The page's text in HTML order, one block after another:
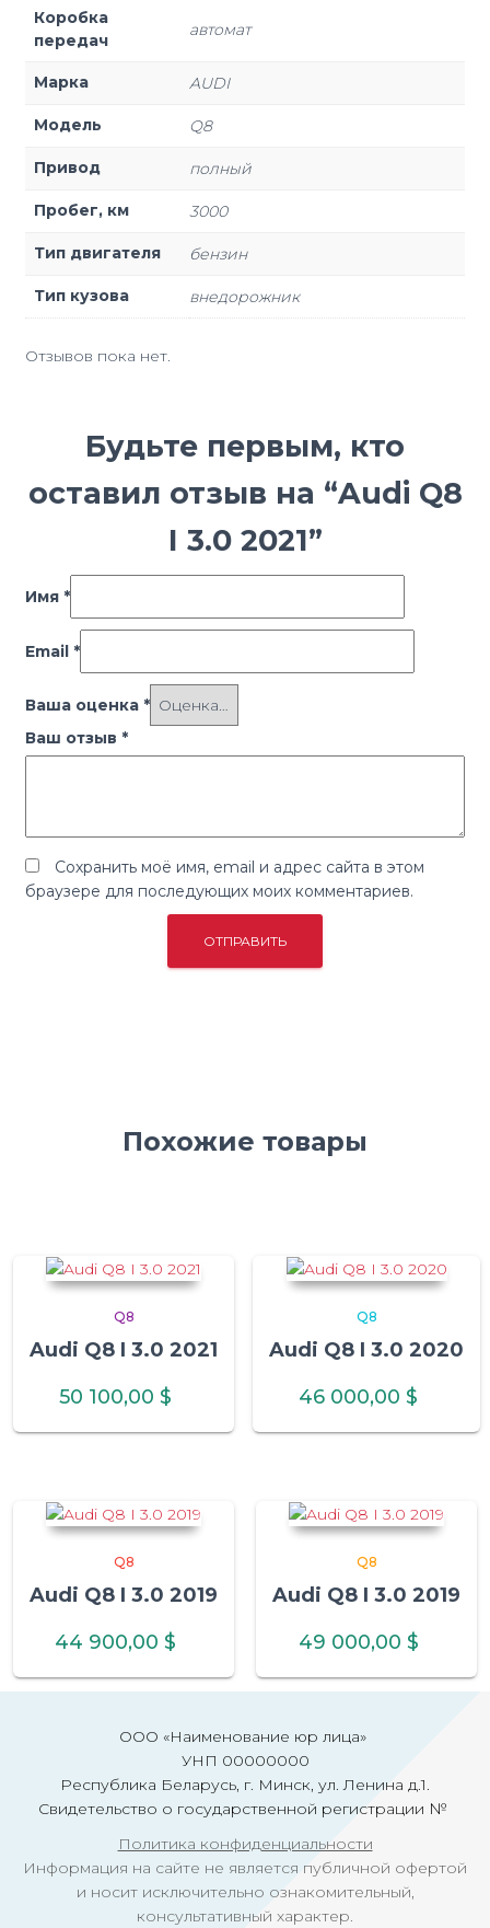
Коробка
передач
автомат
Марка AUDI
Модель Q8
Привод полный
Пробег, км 3000
Тип двигателя бензин
Тип кузова внедорожник
Отзывов пока нет.
Будьте первым, кто
оставил отзыв на “Audi Q8
I 3.0 2021”
Имя *
Email *
Ваша оценка *
Ваш отзыв *
Сохранить моё имя, email и адрес сайта в этом
браузере для последующих моих комментариев.
Похожие товары
Q8
Audi Q8 I 3.0 2021
50 100,00 $
Q8
Audi Q8 I 3.0 2020
46 000,00 $
Q8
Audi Q8 I 3.0 2019
44 900,00 $
Q8
Audi Q8 I 3.0 2019
49 000,00 $
ООО «Наименование юр лица»
УНП 00000000
Республика Беларусь, г. Минск, ул. Ленина д.1.
Свидетельство о государственной регистрации №
Политика конфиденциальности
Информация на сайте не является публичной офертой
и носит исключительно ознакомительный,
консультативный характер.